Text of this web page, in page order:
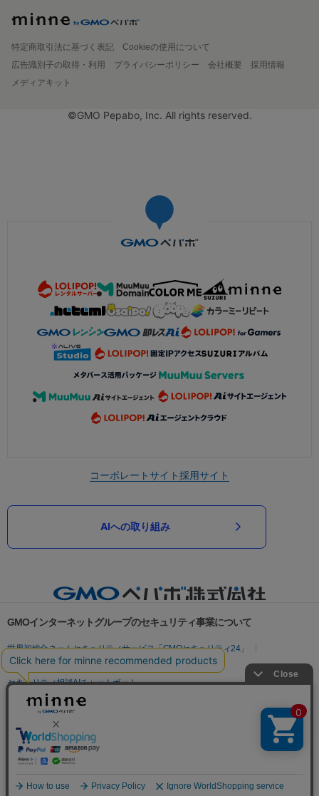
特定商取引法に基づく表記
Cookieの使用について
広告識別子の取得・利用
プライバシーポリシー 会社概要
採用情報
メディアキット
©GMO Pepabo, Inc. All rights reserved.
コーポレートサイト採用サイト
AIへの取り組み
GMOインターネットグループのセキュリティ事業について
世界初総合ネットセキュリティサービス「GMOセキュリティ24」
パスワード漏洩診断
Webサイトリスク診断
セキュリティ相談AIチャットボット
実在証明・盗聴対策
サイバー攻撃対策（GMO Flatt Security）
セキュリティ事業の軌跡